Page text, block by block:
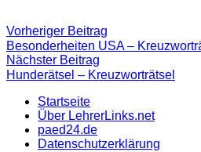
Beitragsnavigation
Vorheriger Beitrag
Beitrag:
Besonderheiten USA –
Nächster Beitrag
Beitrag
Hunderätsel – Kreuzworträtsel
Startseite
Über LehrerLinks.net
paed24.de
Datenschutzerklärung